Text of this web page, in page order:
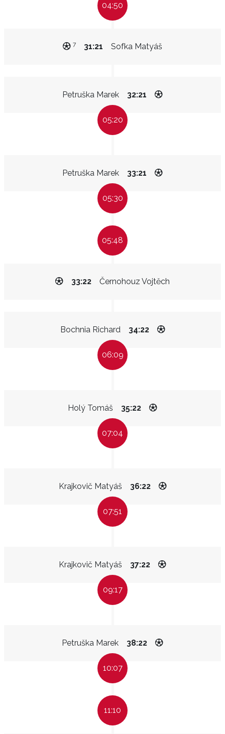
04:50
Sofka Matyáš
31:21
7
Petruška Marek 32:21
05:20
Petruška Marek 33:21
05:30
05:48
Černohouz Vojtěch
33:22
Bochnia Richard 34:22
06:09
Holý Tomáš 35:22
07:04
Krajkovič Matyáš 36:22
07:51
Krajkovič Matyáš 37:22
09:17
Petruška Marek 38:22
10:07
11:10